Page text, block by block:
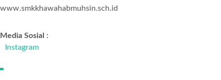
www.smkkhawahabmuhsin.sch.id
Media Sosial :
Instagram